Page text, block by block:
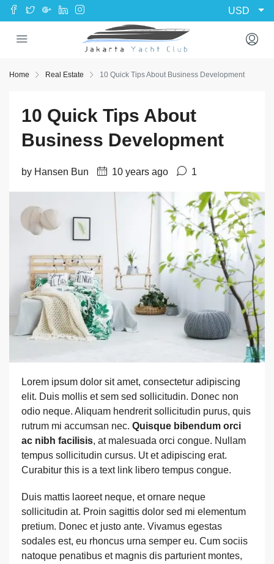
USD
Home Real Estate 10 Quick Tips About Business Development
10 Quick Tips About
Business Development
by Hansen Bun 10 years ago 1
Lorem ipsum dolor sit amet, consectetur adipiscing
elit. Duis mollis et sem sed sollicitudin. Donec non
odio neque. Aliquam hendrerit sollicitudin purus, quis
rutrum mi accumsan nec. Quisque bibendum orci
ac nibh facilisis, at malesuada orci congue. Nullam
tempus sollicitudin cursus. Ut et adipiscing erat.
Curabitur this is a text link libero tempus congue.
Duis mattis laoreet neque, et ornare neque
sollicitudin at. Proin sagittis dolor sed mi elementum
pretium. Donec et justo ante. Vivamus egestas
sodales est, eu rhoncus urna semper eu. Cum sociis
natoque penatibus et magnis dis parturient montes,